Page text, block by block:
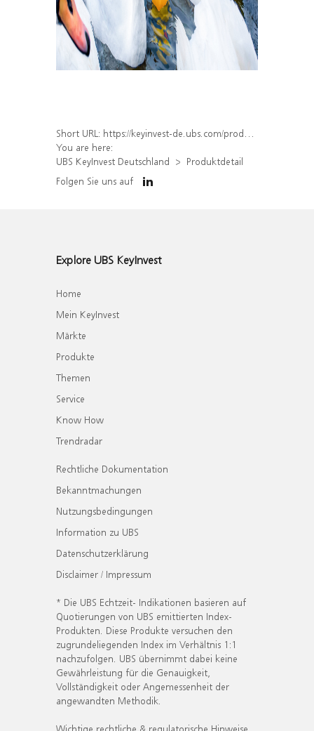
Short URL: https://keyinvest-de.ubs.com/produkt/detail/index/isin/DE000WA8TZ82
You are here:
UBS KeyInvest Deutschland
Produktdetail
Folgen Sie uns auf
Explore UBS KeyInvest
Home
Mein KeyInvest
Märkte
Produkte
Themen
Service
Know How
Trendradar
Rechtliche Dokumentation
Bekanntmachungen
Nutzungsbedingungen
Information zu UBS
Datenschutzerklärung
Disclaimer / Impressum
* Die UBS Echtzeit- Indikationen basieren auf
Quotierungen von UBS emittierten Index-
Produkten. Diese Produkte versuchen den
zugrundeliegenden Index im Verhältnis 1:1
nachzufolgen. UBS übernimmt dabei keine
Gewährleistung für die Genauigkeit,
Vollständigkeit oder Angemessenheit der
angewandten Methodik.